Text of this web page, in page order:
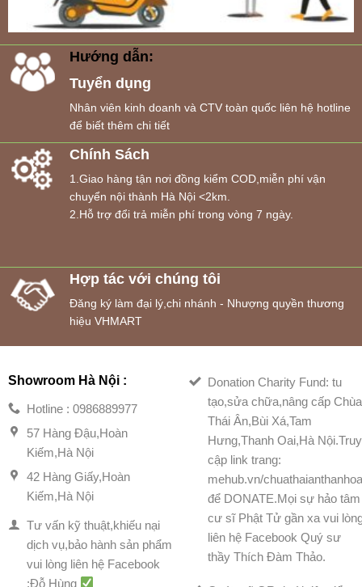
Hướng dẫn:
Tuyển dụng
Nhân viên kinh doanh và CTV toàn quốc liên hệ hotline
để biết thêm chi tiết
Chính Sách
1.Giao hàng tận nơi đồng kiểm COD,miễn phí vận
chuyển nội thành Hà Nội <2km.
2.Hỗ trợ đổi trả miễn phí trong vòng 7 ngày.
Hợp tác với chúng tôi
Đăng ký làm đại lý,chi nhánh - Nhượng quyền thương
hiệu VHMART
Showroom Hà Nội :
Hotline : 0986889977
57 Hàng Đậu,Hoàn
Kiếm,Hà Nội
42 Hàng Giấy,Hoàn
Kiếm,Hà Nội
Tư vấn kỹ thuật,khiếu nại
dịch vụ,bảo hành sản phẩm
vui lòng liên hệ Facebook
:Đỗ Hùng
Donation Charity Fund: tu
tạo,sửa chữa,nâng cấp Chùa
Thái Ân,Bùi Xá,Tam
Hưng,Thanh Oai,Hà Nội.Truy
cập link trang:
mehub.vn/
để DONATE.Mọi sự hảo tâm
cư sĩ Phật Tử gần xa vui
liên hệ Facebook Quý sư
thầy Thích Đàm Thảo.